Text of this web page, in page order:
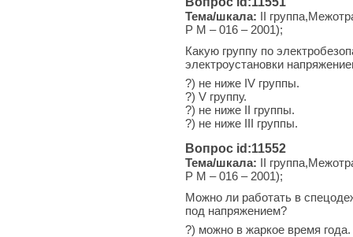
Тема/шкала: II
Р М – 016 – 2001);
Какую группу по
электроустановки
?) не ниже IV группы.
?) V группу.
?) не ниже II группы.
?) не ниже III группы.
Вопрос id:11552
Тема/шкала: II
Р М – 016 – 2001);
Можно ли работать в
под напряжением?
?) можно в жаркое время года.